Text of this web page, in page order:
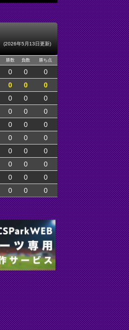
(2026年5月13日更新)
勝数 負数 勝ち点
0 0 0
0 0 0
0 0 0
0 0 0
0 0 0
0 0 0
0 0 0
0 0 0
0 0 0
0 0 0